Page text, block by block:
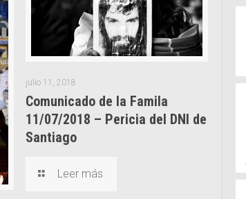
julio 11, 2018
Comunicado de la Famila
11/07/2018 – Pericia del DNI de
Santiago
Leer más
¿Qué pedimos?